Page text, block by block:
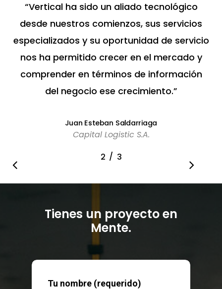
“Vertical ha sido un aliado tecnológico
desde nuestros comienzos, sus servicios
especializados y su oportunidad de servicio
nos ha permitido crecer en el mercado y
comprender en términos de información
del negocio ese crecimiento.”
Juan Esteban Saldarriaga
Capital Logistic S.A.
2 3
/ 3
Tienes un proyecto en
Mente.
Tu nombre (requerido)